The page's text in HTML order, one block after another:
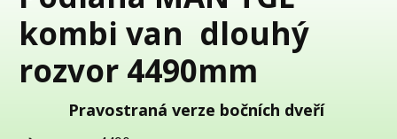
kombi van dlouhý
rozvor 4490mm
Pravostraná verze bočních dveří